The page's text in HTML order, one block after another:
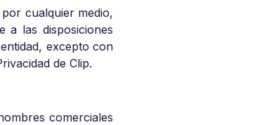
cualquier medio,
a las disposiciones
excepto con
de Clip.
comerciales